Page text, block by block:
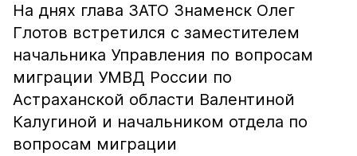
На днях глава ЗАТО Знаменск Олег
Глотов встретился с заместителем
начальника Управления по вопросам
миграции УМВД России по
Астраханской области Валентиной
Калугиной и начальником отдела по
вопросам миграции